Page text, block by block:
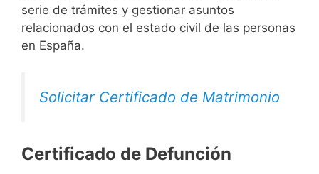
serie de trámites y gestionar asuntos
relacionados con el estado civil de las personas
en España.
Solicitar Certificado de Matrimonio
Certificado de Defunción